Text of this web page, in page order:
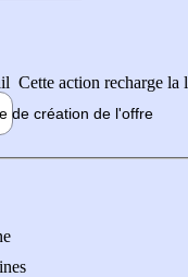
Cette action recharge la
de création de l'offre